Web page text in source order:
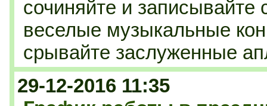
сочиняйте и записывайте
веселые музыкальные
срывайте заслуженные
29-12-2016 11:35